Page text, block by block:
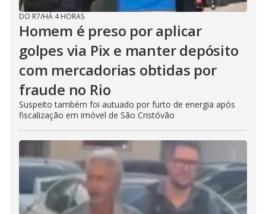
DO R7/HÁ 4 HORAS
Homem é preso por aplicar
golpes via Pix e manter depósito
com mercadorias obtidas por
fraude no Rio
Suspeito também foi autuado por furto de energia após
fiscalização em imóvel de São Cristóvão